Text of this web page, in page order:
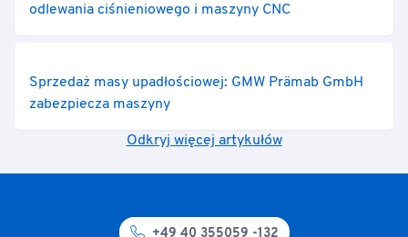
odlewania ciśnieniowego i maszyny CNC
Sprzedaż masy upadłościowej: GMW Prämab GmbH
zabezpiecza maszyny
Odkryj więcej artykułów
+49 40 355059 -132